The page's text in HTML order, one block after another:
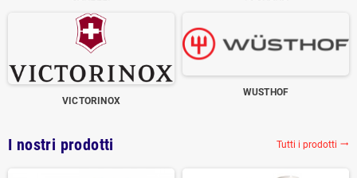
VICTORINOX
WUSTHOF
I nostri prodotti Tutti i prodotti trending_flat